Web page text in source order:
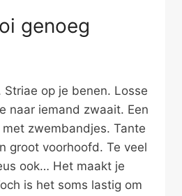
genoeg
Striae op je benen. Losse
naar iemand zwaait. Een
zwembandjes. Tante
groot voorhoofd. Te veel
ook… Het maakt je
is het soms lastig om